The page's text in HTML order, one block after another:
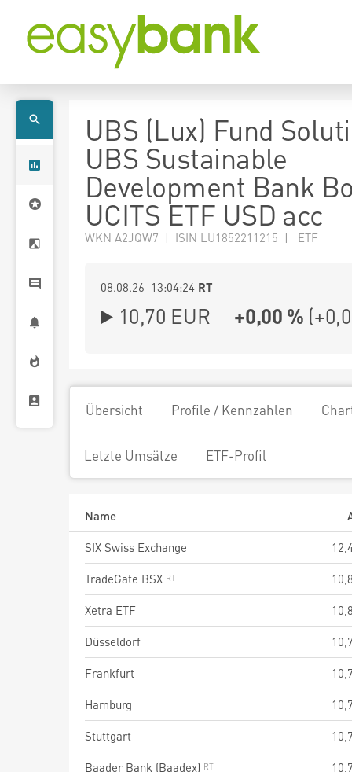
UBS (Lux) Fund
UBS Sustainable
Development Bank
UCITS ETF USD acc
WKN A2JQW7 | ISIN LU1852211215 | ETF
08.08.26 13:04:24 RT
10,70 EUR +0,00 % (
Übersicht Profile / Kennzahlen
Letzte Umsätze ETF-Profil
Name
SIX Swiss Exchange
TradeGate BSX
Xetra ETF
Düsseldorf
Frankfurt
Hamburg
Stuttgart
Baader Bank (Baadex)